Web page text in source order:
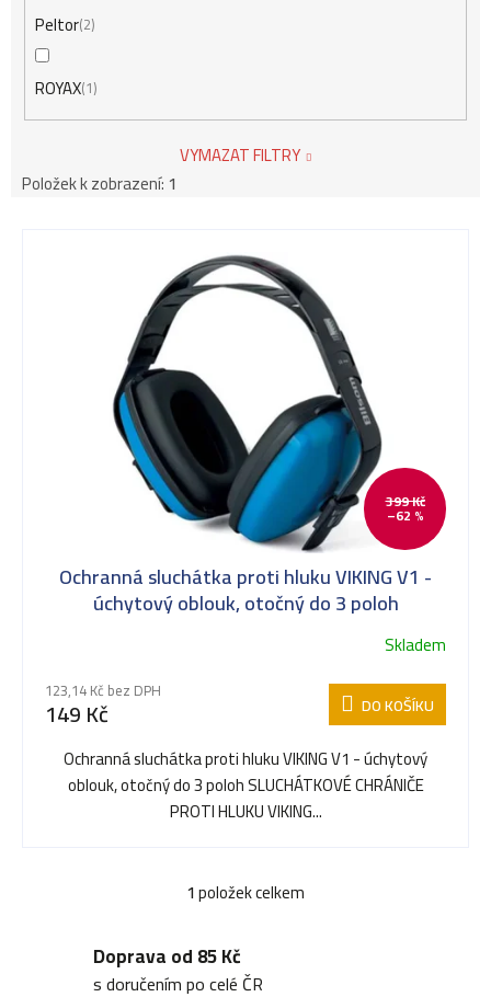
Peltor 2
ROYAX 1
VYMAZAT FILTRY
Položek k zobrazení:1
399 Kč
–62 %
Ochranná sluchátka proti hluku VIKING V1 -
úchytový oblouk, otočný do 3 poloh
Skladem
123,14 Kč bez DPH
149 Kč DO KOŠÍKU
Ochranná sluchátka proti hluku VIKING V1 - úchytový
oblouk, otočný do 3 poloh SLUCHÁTKOVÉ CHRÁNIČE
PROTI HLUKU VIKING...
O
l
1položek celkem
Doprava od 85 Kč
s doručením po celé ČR